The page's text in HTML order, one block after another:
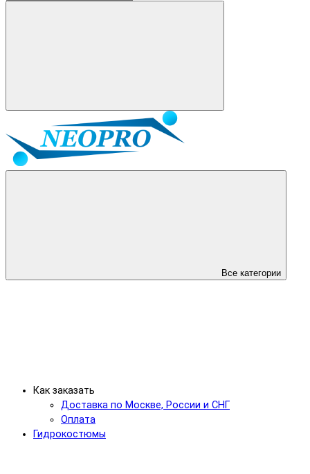
Все категории
Как заказать
Доставка по Москве, России и СНГ
Оплата
Гидрокостюмы